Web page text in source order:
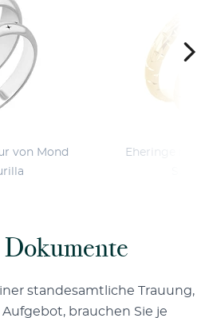
von Mond
Eheringe mit
standesamtliche Trauung,
brauchen Sie je